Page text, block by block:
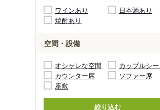
ワインあり
日本酒あり
焼酎あり
空間・設備
オシャレな空間
カップルシー
カウンター席
ソファー席
座敷
絞り込む